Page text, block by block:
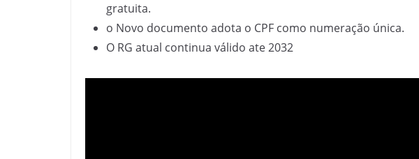
gratuita.
o Novo documento adota o CPF como numeração única.
O RG atual continua válido ate 2032